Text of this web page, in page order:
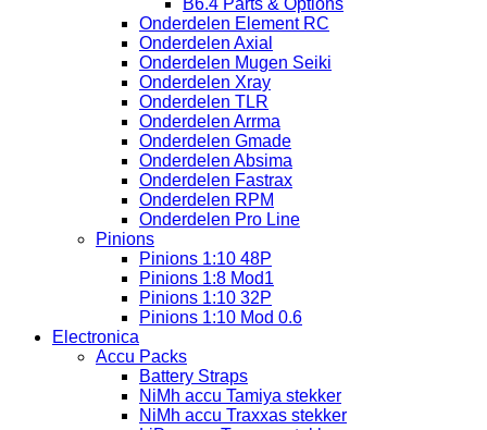
B6.4 Parts & Options
Onderdelen Element RC
Onderdelen Axial
Onderdelen Mugen Seiki
Onderdelen Xray
Onderdelen TLR
Onderdelen Arrma
Onderdelen Gmade
Onderdelen Absima
Onderdelen Fastrax
Onderdelen RPM
Onderdelen Pro Line
Pinions
Pinions 1:10 48P
Pinions 1:8 Mod1
Pinions 1:10 32P
Pinions 1:10 Mod 0.6
Electronica
Accu Packs
Battery Straps
NiMh accu Tamiya stekker
NiMh accu Traxxas stekker